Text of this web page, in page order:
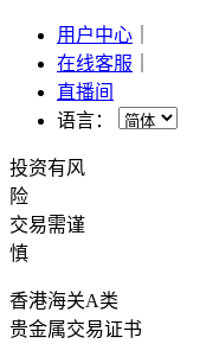
用户中心
在线客服
直播间
语言：
投资有风
险
交易需谨
慎
香港海关A类
贵金属交易证书